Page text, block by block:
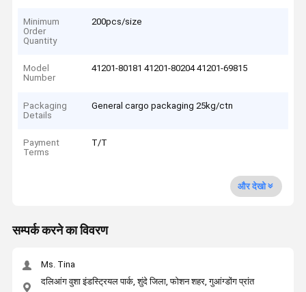
Minimum
Order
Quantity
200pcs/size
Model
Number
41201-80181 41201-80204 41201-69815
Packaging
Details
General cargo packaging 25kg/ctn
Payment
Terms
T/T
और देखो
सम्पर्क करने का विवरण
Ms. Tina
दलिआंग वुशा इंडस्ट्रियल पार्क, शुंदे जिला, फोशन शहर, गुआंग्डोंग प्रांत